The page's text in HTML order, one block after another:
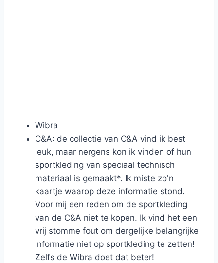
Wibra
C&A: de collectie van C&A vind ik best
leuk, maar nergens kon ik vinden of hun
sportkleding van speciaal technisch
materiaal is gemaakt*. Ik miste zo'n
kaartje waarop deze informatie stond.
Voor mij een reden om de sportkleding
van de C&A niet te kopen. Ik vind het een
vrij stomme fout om dergelijke belangrijke
informatie niet op sportkleding te zetten!
Zelfs de Wibra doet dat beter!